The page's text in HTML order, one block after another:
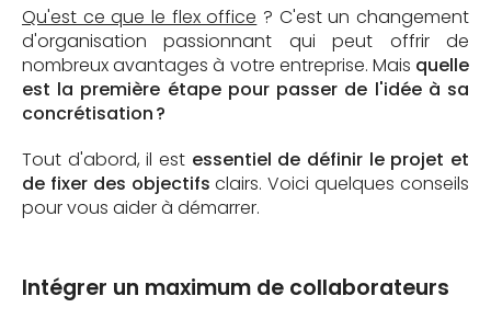
Qu'est ce que le flex office ? C'est un changement
d'organisation passionnant qui peut offrir de
nombreux avantages à votre entreprise. Mais quelle
est la première étape pour passer de l'idée à sa
concrétisation ?
Tout d'abord, il est essentiel de définir le projet et
de fixer des objectifs clairs. Voici quelques conseils
pour vous aider à démarrer.
Intégrer un maximum de collaborateurs